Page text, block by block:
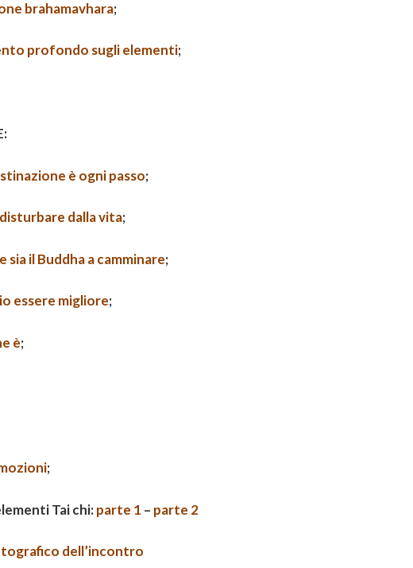
brahamavhara;
profondo sugli elementi;
è ogni passo;
dalla vita;
sia il Buddha a camminare;
essere migliore;
è;
;
Tai chi:parte 1 – parte 2
dell’incontro